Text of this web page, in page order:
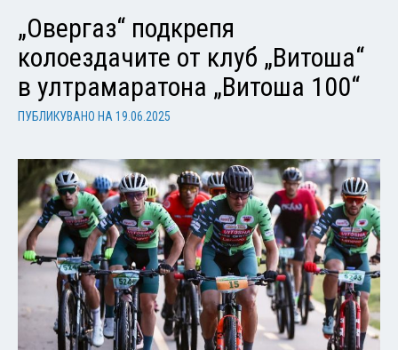
„Овергаз“ подкрепя
колоездачите от клуб „Витоша“
в ултрамаратона „Витоша 100“
ПУБЛИКУВАНО НА 19.06.2025